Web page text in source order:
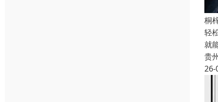
桐
轻
就
贵
26-